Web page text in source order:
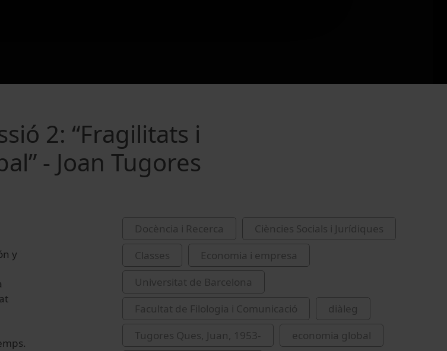
2: “Fragilitats i
- Joan Tugores
y
Docència i Recerca
Ciències Socials i Jurídiques
Classes
Economia i empresa
Universitat de Barcelona
Facultat de Filologia i Comunicació
diàleg
Tugores Ques, Juan, 1953-
economia global